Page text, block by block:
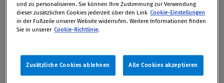
die Mitgliedstaaten aufgefordert, eine Position zur
öffentlichen Berichterstattung über die von
multinationalen Unternehmen gezahlten Steuern
die Europaabgeordneten mit Vertretern der
Mitgliedstaaten über den endgültigen Text der
und zu personalisieren. Sie können Ihre Zustimmung zur Verwendung
dieser zusätzlichen Cookies jederzeit über den Link Cookie-Einstellungen
in der Fußzeile unserer Website widerrufen. Weitere Informationen finden
Sie in unserer Cookie-Richtlinie.
Zusätzliche Cookies ablehnen Alle Cookies akzeptieren